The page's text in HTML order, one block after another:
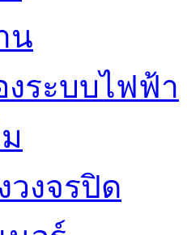
น
งระบบไฟฟ้า
วงจรปิด